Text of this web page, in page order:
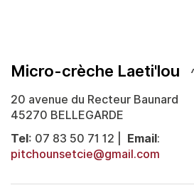
Micro-crèche Laeti'lou
20 avenue du Recteur Baunard
45270 BELLEGARDE
Tel: 07 83 50 71 12 | Email:
pitchounsetcie@gmail.com